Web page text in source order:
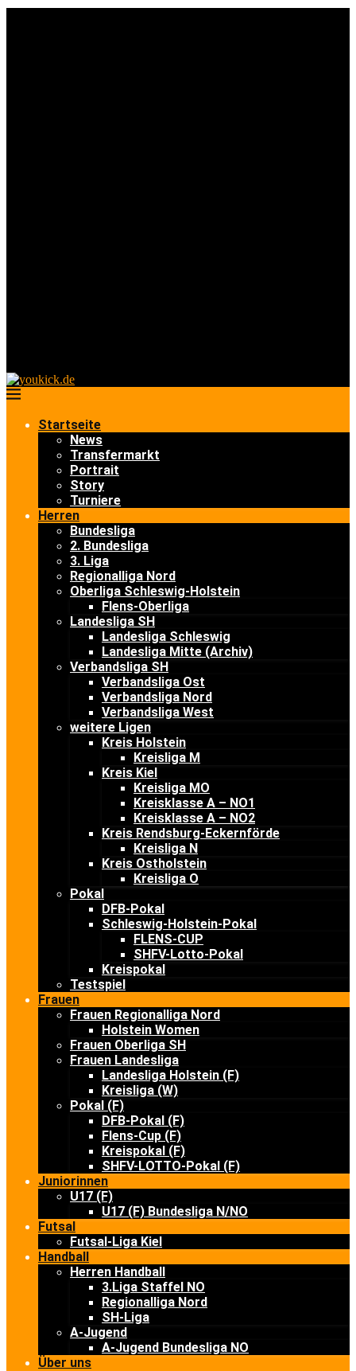
Startseite
News
Transfermarkt
Portrait
Story
Turniere
Herren
Bundesliga
2. Bundesliga
3. Liga
Regionalliga Nord
Oberliga Schleswig-Holstein
Flens-Oberliga
Landesliga SH
Landesliga Schleswig
Landesliga Mitte (Archiv)
Verbandsliga SH
Verbandsliga Ost
Verbandsliga Nord
Verbandsliga West
weitere Ligen
Kreis Holstein
Kreisliga M
Kreis Kiel
Kreisliga MO
Kreisklasse A – NO1
Kreisklasse A – NO2
Kreis Rendsburg-Eckernförde
Kreisliga N
Kreis Ostholstein
Kreisliga O
Pokal
DFB-Pokal
Schleswig-Holstein-Pokal
FLENS-CUP
SHFV-Lotto-Pokal
Kreispokal
Testspiel
Frauen
Frauen Regionalliga Nord
Holstein Women
Frauen Oberliga SH
Frauen Landesliga
Landesliga Holstein (F)
Kreisliga (W)
Pokal (F)
DFB-Pokal (F)
Flens-Cup (F)
Kreispokal (F)
SHFV-LOTTO-Pokal (F)
Juniorinnen
U17 (F)
U17 (F) Bundesliga N/NO
Futsal
Futsal-Liga Kiel
Handball
Herren Handball
3.Liga Staffel NO
Regionalliga Nord
SH-Liga
A-Jugend
A-Jugend Bundesliga NO
Über uns